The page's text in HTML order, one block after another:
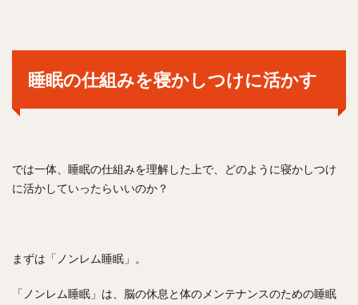
睡眠の仕組みを寝かしつけに活かす
では一体、睡眠の仕組みを理解した上で、どのように寝かしつけ
に活かしていったらいいのか？
まずは「ノンレム睡眠」。
「ノンレム睡眠」は、脳の休息と体のメンテナンスのための睡眠